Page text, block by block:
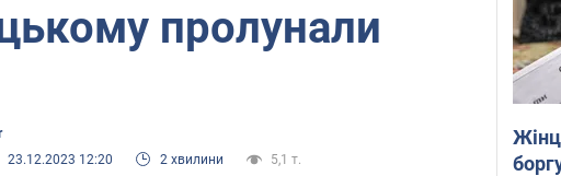
пролунали
23.12.2023 12:20 2 хвилини 5,1 т.